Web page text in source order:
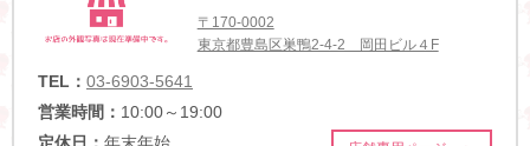
〒170-0002
東京都豊島区巣鴨2-4-2 岡田ビル４F
TEL： 03-6903-5641
営業時間： 10:00～19:00